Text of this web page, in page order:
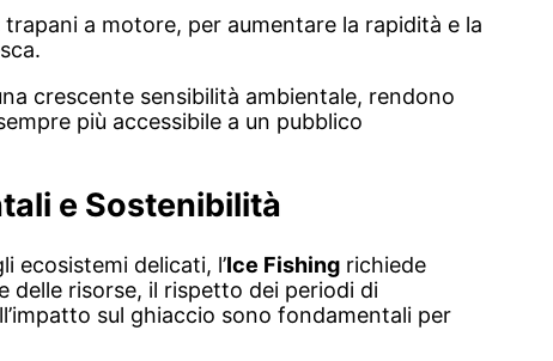
trapani a motore, per aumentare la rapidità e la
crescente sensibilità ambientale, rendono
più accessibile a un pubblico
e Sostenibilità
ecosistemi delicati, l’Ice Fishing richiede
delle risorse, il rispetto dei periodi di
sul ghiaccio sono fondamentali per